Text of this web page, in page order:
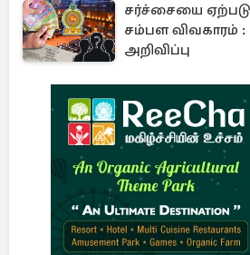
சர்ச்சையை
சம்பள விவகாரம்
அறிவிப்பு